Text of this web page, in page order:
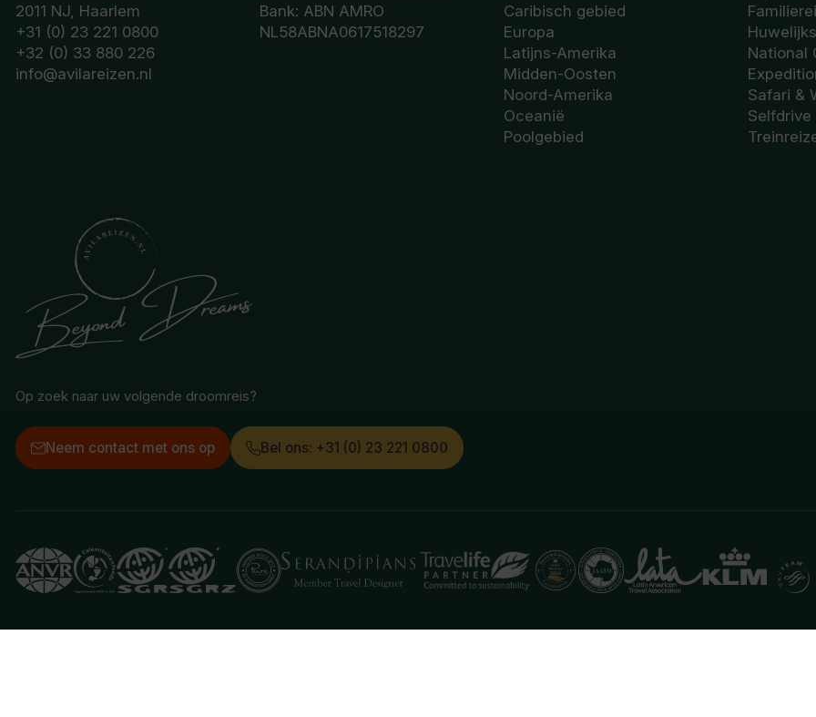
2011 NJ, Haarlem
+31 (0) 23 221 0800
+32 (0) 33 880 226
info@avilareizen.nl
Bank: ABN AMRO
NL58ABNA0617518297
Caribisch gebied
Europa
Latijns-Amerika
Midden-Oosten
Noord-Amerika
Oceanië
Poolgebied
National
Safari &
Selfdrive
Op zoek naar uw volgende droomreis?
Neem contact met ons op Bel ons: +31 (0) 23 221 0800